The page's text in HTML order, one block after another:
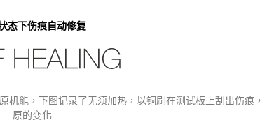
态下伤痕自动修复
能，下图记录了无须加热，以铜刷在测试板上刮出伤痕，
原的变化